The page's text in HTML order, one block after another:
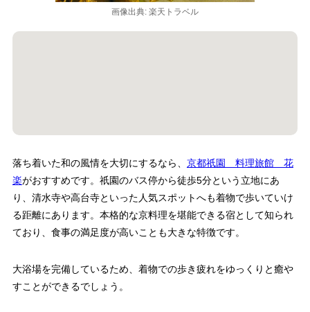
画像出典: 楽天トラベル
落ち着いた和の風情を大切にするなら、 京都祇園 料理旅館 花
楽がおすすめです。祇園のバス停から徒歩5分という立地にあ
り、清水寺や高台寺といった人気スポットへも着物で歩いていけ
る距離にあります。本格的な京料理を堪能できる宿として知られ
ており、食事の満足度が高いことも大きな特徴です。
大浴場を完備しているため、着物での歩き疲れをゆっくりと癒や
すことができるでしょう。